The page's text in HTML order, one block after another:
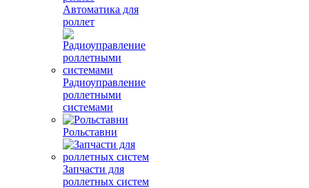
Автоматика для
роллет
Радиоуправление
роллетными
системами
Рольставни
Запчасти для
роллетных систем